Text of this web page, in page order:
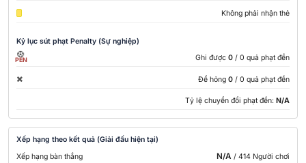
Không phải nhận thẻ
Kỷ lục sút phạt Penalty (Sự nghiệp)
PEN Ghi được 0 / 0 quả phạt đền
Để hỏng 0 / 0 quả phạt đền
Tỷ lệ chuyển đổi phạt đền: N/A
Xếp hạng theo kết quả (Giải đấu hiện tại)
Xếp hạng bàn thắng
N/A / 414 Người chơi